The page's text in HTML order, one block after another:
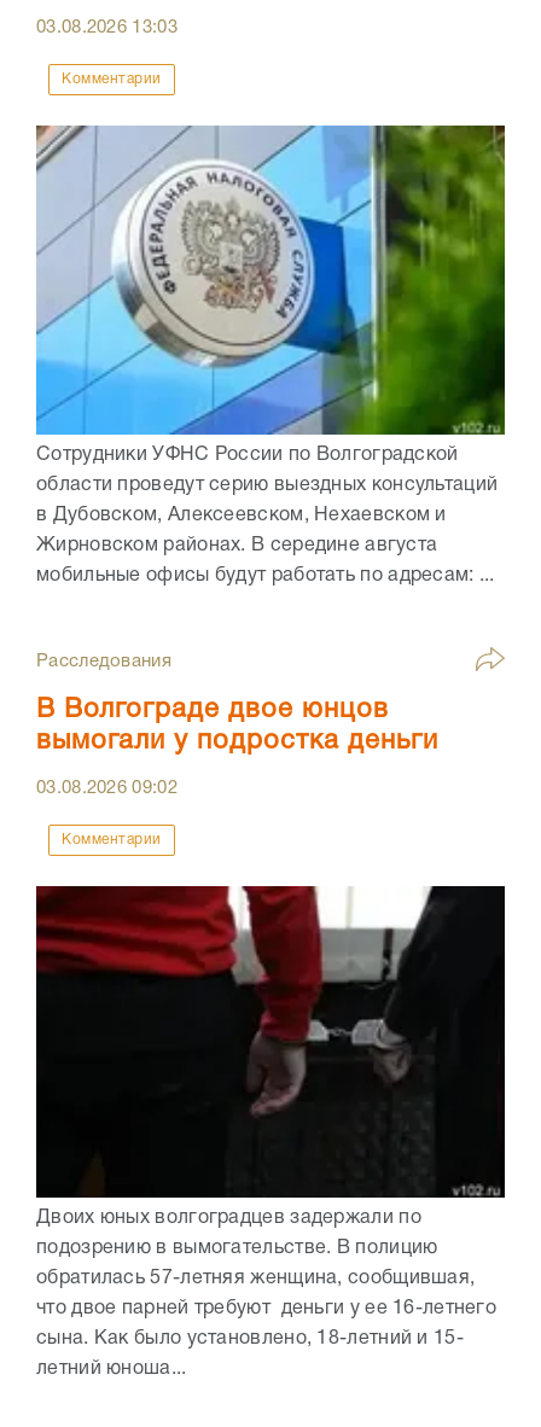
03.08.2026 13:03
Комментарии
Сотрудники УФНС России по Волгоградской
области проведут серию выездных консультаций
в Дубовском, Алексеевском, Нехаевском и
Жирновском районах. В середине августа
мобильные офисы будут работать по адресам: ...
Расследования
В Волгограде двое юнцов
вымогали у подростка деньги
03.08.202609:02
Комментарии
Двоих юных волгоградцев задержали по
подозрению в вымогательстве. В полицию
обратилась 57-летняя женщина, сообщившая,
что двое парней требуют деньги у ее 16-летнего
сына. Как было установлено, 18-летний и 15-
летний юноша...